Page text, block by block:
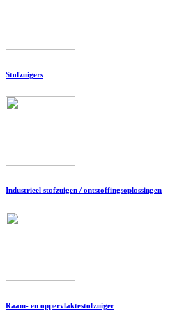
Stofzuigers
Industrieel stofzuigen / ontstoffingsoplossingen
Raam- en oppervlaktestofzuiger